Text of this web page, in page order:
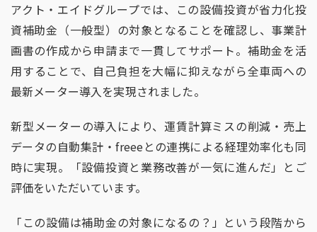
アクト・エイドグループでは、この設備投資が省力化投
資補助金（一般型）の対象となることを確認し、事業計
画書の作成から申請まで一貫してサポート。補助金を活
用することで、自己負担を大幅に抑えながら全車両への
最新メーター導入を実現されました。
新型メーターの導入により、運賃計算ミスの削減・売上
データの自動集計・freeeとの連携による経理効率化も同
時に実現。「設備投資と業務改善が一気に進んだ」とご
評価をいただいています。
「この設備は補助金の対象になるの？」という段階から